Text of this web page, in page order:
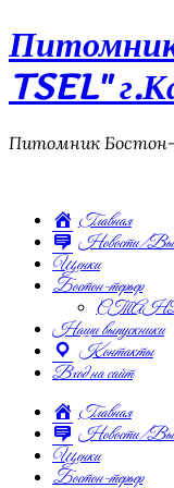
TSEL"
Питомник
Главная
Новости/
Щенки
Бостон-терьер
Наши выпускники
Контакты
Вход на сайт
Главная
Новости/
Щенки
Бостон-терьер